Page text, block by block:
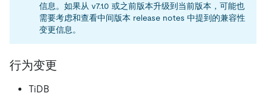
信息。如果从 v7.1.0 或之前版本升级到当前版本，可能也
需要考虑和查看中间版本 release notes 中提到的兼容性
变更信息。
行为变更
TiDB